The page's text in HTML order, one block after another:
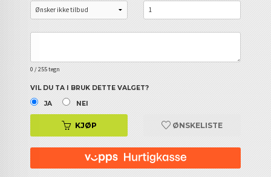
0/ 255 tegn
VIL DU TA I BRUK DETTE VALGET?
JA
NEI
KJØP ØNSKELISTE